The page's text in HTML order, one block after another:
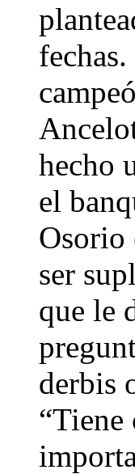
hecho
el
Osorio
ser
que le
derbis